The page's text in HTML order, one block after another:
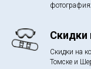
Скидки
Скидки на
Томске и